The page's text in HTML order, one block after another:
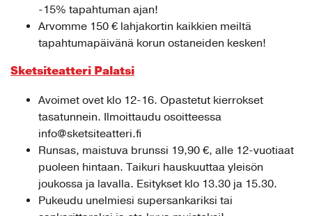
-15% tapahtuman ajan!
Arvomme 150 € lahjakortin kaikkien meiltä
tapahtumapäivänä korun ostaneiden kesken!
Sketsiteatteri Palatsi
Avoimet ovet klo 12-16. Opastetut kierrokset
tasatunnein. Ilmoittaudu osoitteessa
info@sketsiteatteri.fi
Runsas, maistuva brunssi 19,90 €, alle 12-vuotiaat
puoleen hintaan. Taikuri hauskuuttaa yleisön
joukossa ja lavalla. Esitykset klo 13.30 ja 15.30.
Pukeudu unelmiesi supersankariksi tai